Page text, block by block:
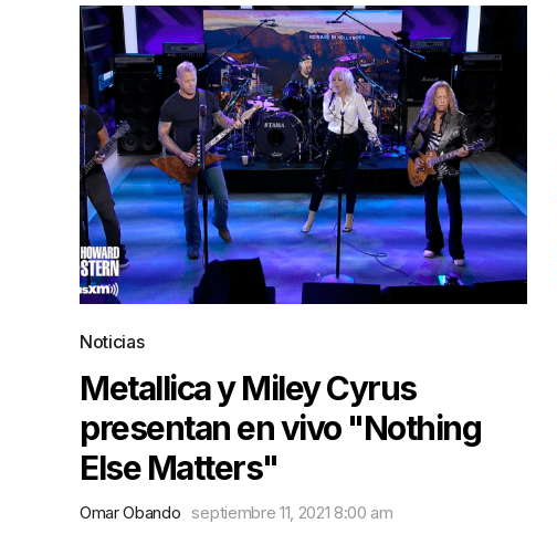
Noticias
Metallica y Miley Cyrus
presentan en vivo "Nothing
Else Matters"
Omar Obando septiembre 11, 2021 8:00 am